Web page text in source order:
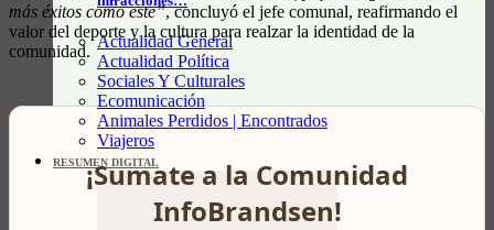
Actualidad General
Actualidad Política
Sociales Y Culturales
Ecomunicación
Animales Perdidos | Encontrados
Viajeros
RESUMEN DIGITAL
más éxitos como este”, concluyó el jefe comunal, reafirmando el
valor del deporte y la cultura para realzar la identidad de la
comunidad.
¡Sumate a la Comunidad
InfoBrandsen!